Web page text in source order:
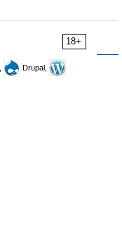
18+
Drupal,